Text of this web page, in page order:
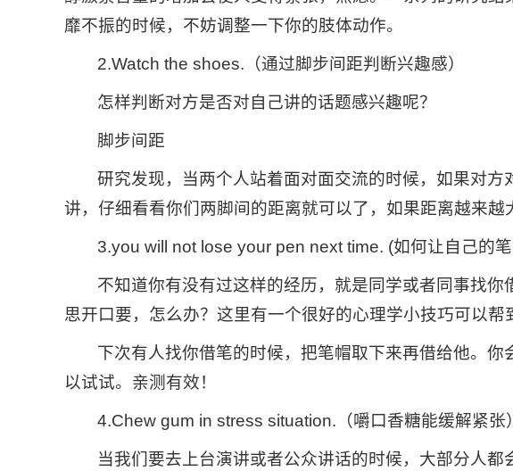
靡不振的时候，不妨调整一下你的肢体动作。
2.Watch the shoes.（通过脚步间距判断兴趣感）
怎样判断对方是否对自己讲的话题感兴趣呢？
脚步间距
研究发现，当两个人站着面对面交流的时候，如果对
讲，仔细看看你们两脚间的距离就可以了，如果距离越来
3.you will not lose your pen next time. (如何让自己的
不知道你有没有过这样的经历，就是同学或者同事找
思开口要，怎么办？这里有一个很好的心理学小技巧可以帮
下次有人找你借笔的时候，把笔帽取下来再借给他。
以试试。亲测有效！
4.Chew gum in stress situation.（嚼口香糖能缓解紧张）
当我们要去上台演讲或者公众讲话的时候，大部分人